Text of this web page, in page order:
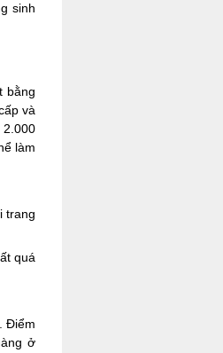
sinh
bằng
và
2.000
làm
trang
quá
Điểm
ở